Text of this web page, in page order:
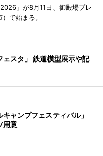
」が8月11日、御殿場プレ
で始まる。
スタ」 鉄道模型展示や記
キャンプフェスティバル」
用意